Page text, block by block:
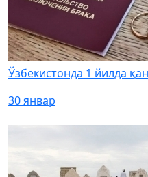
Ўзбекистонда 1 йилда
30 январ